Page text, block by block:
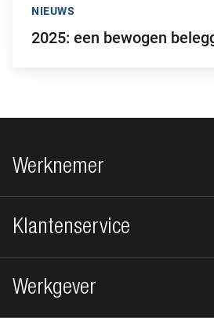
2025: een bewogen
NIEUWS
Footer navigatie
Werknemer
Klantenservice
Werkgever